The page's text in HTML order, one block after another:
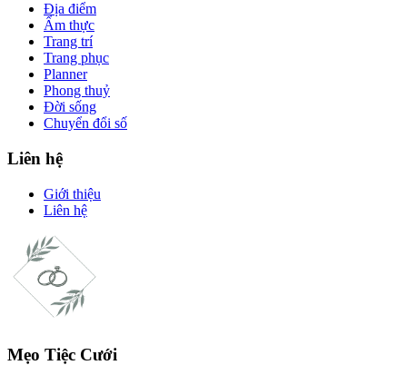
Địa điểm
Ẩm thực
Trang trí
Trang phục
Planner
Phong thuỷ
Đời sống
Chuyển đổi số
Liên hệ
Giới thiệu
Liên hệ
Mẹo Tiệc Cưới